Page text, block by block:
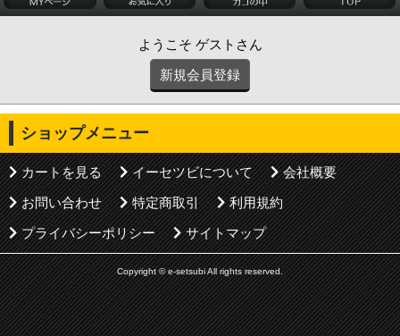
ようこそ ゲストさん
新規会員登録
ショップメニュー
カートを見る イーセツビについて
会社概要
お問い合わせ
特定商取引
利用規約
プライバシーポリシー
サイトマップ
Copyright © e-setsubi All rights reserved.